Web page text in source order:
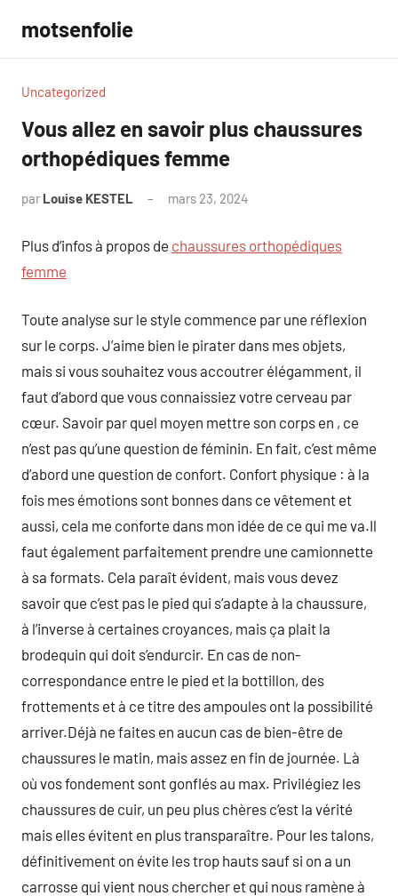
contenu
motsenfolie
Uncategorized
Vous allez en savoir plus chaussures
orthopédiques femme
par Louise KESTEL mars 23, 2024
Plus d’infos à propos de chaussures orthopédiques
femme
Toute analyse sur le style commence par une réflexion
sur le corps. J’aime bien le pirater dans mes objets,
mais si vous souhaitez vous accoutrer élégamment, il
faut d’abord que vous connaissiez votre cerveau par
cœur. Savoir par quel moyen mettre son corps en , ce
n’est pas qu’une question de féminin. En fait, c’est même
d’abord une question de confort. Confort physique : à la
fois mes émotions sont bonnes dans ce vêtement et
aussi, cela me conforte dans mon idée de ce qui me va.Il
faut également parfaitement prendre une camionnette
à sa formats. Cela paraît évident, mais vous devez
savoir que c’est pas le pied qui s’adapte à la chaussure,
à l’inverse à certaines croyances, mais ça plait la
brodequin qui doit s’endurcir. En cas de non-
correspondance entre le pied et la bottillon, des
frottements et à ce titre des ampoules ont la possibilité
arriver.Déjà ne faites en aucun cas de bien-être de
chaussures le matin, mais assez en fin de journée. Là
où vos fondement sont gonflés au max. Privilégiez les
chaussures de cuir, un peu plus chères c’est la vérité
mais elles évitent en plus transparaître. Pour les talons,
définitivement on évite les trop hauts sauf si on a un
carrosse qui vient nous chercher et qui nous ramène à